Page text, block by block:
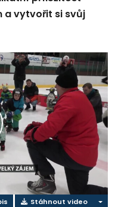
a vytvořit si svůj
Stáhnout video